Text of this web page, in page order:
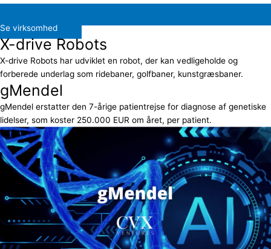
Se virksomhed
X-drive Robots
X-drive Robots har udviklet en robot, der kan vedligeholde og
forberede underlag som ridebaner, golfbaner, kunstgræsbaner.
gMendel
gMendel erstatter den 7-årige patientrejse for diagnose af genetiske
lidelser, som koster 250.000 EUR om året, per patient.